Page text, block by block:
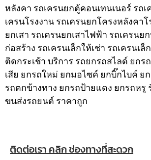
หลังคา รถเครนยกตู้คอนเทนเนอร์ รถ
เครนโรงงาน รถเครนยกโครงหลังคา
ยกเสา รถเครนยกเสาไฟฟ้า รถเครนย
ก่อสร้าง รถเครนเล็กให้เช่า รถเครนเล็
ติดกระเช้าบริการ รถยกรถสไลด์ ยกร
เสีย ยกรถใหม่ ยกมอไซค์ ยกบิ๊กไบค์
รถตกข้างทาง ยกรถป้ายแดง ยกรถหรู
ขนส่งรถยนต์ ราคาถูก
ติดต่อเรา คลิก ช่องทางที่สะดวก